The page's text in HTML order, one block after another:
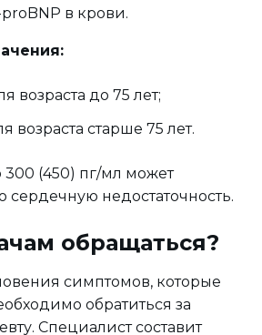
в крови.
возраста до 75 лет;
возраста старше 75 лет.
(450) пг/мл может
сердечную недостаточность.
обращаться?
симптомов, которые
обратиться за
Специалист составит